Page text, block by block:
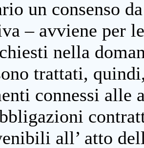
un consenso
– avviene per
nella
trattati,
connessi
all’ atto